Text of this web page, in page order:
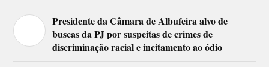
Presidente da Câmara de Albufeira alvo de
buscas da PJ por suspeitas de crimes de
discriminação racial e incitamento ao ódio